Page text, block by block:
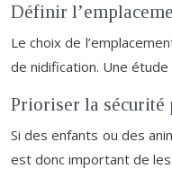
Définir
Le choix de
de nidification. Une
Prioriser la sécurité
Si des enfants ou des
est donc important de